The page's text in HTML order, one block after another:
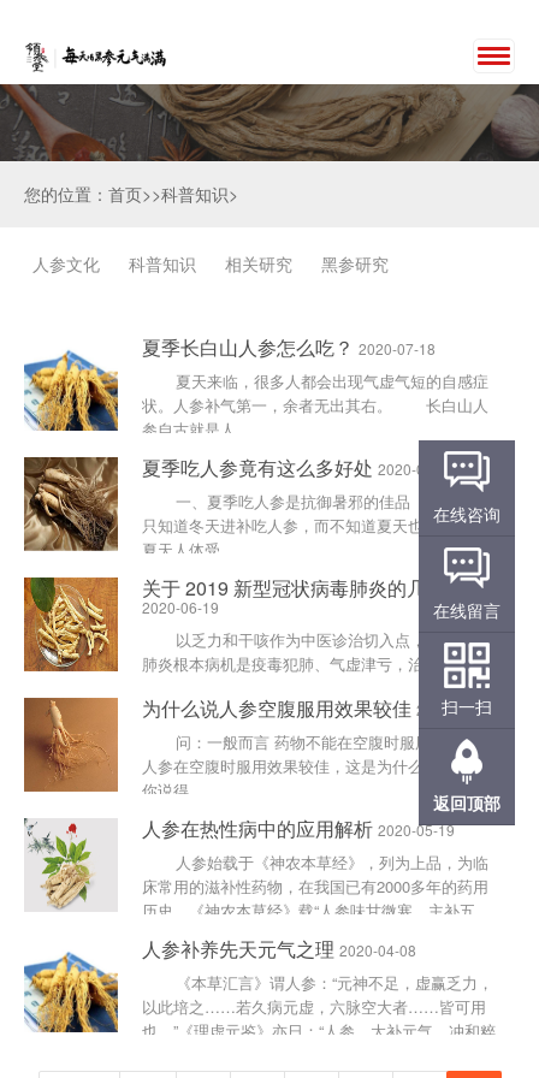
您的位置：首页>>科普知识>
人参文化 科普知识 相关研究 黑参研究
夏季长白山人参怎么吃？ 2020-07-18
夏天来临，很多人都会出现气虚气短的自感症
状。人参补气第一，余者无出其右。 长白山人
参自古就是人......
夏季吃人参竟有这么多好处 2020-07-15
一、夏季吃人参是抗御暑邪的佳品 许多人
只知道冬天进补吃人参，而不知道夏天也可以吃。因
夏天人体受......
关于 2019 新型冠状病毒肺炎的几点思考
2020-06-19
以乏力和干咳作为中医诊治切入点，认为新冠
肺炎根本病机是疫毒犯肺、气虚津亏，治疗原则当
是“扶正祛邪”，“扶正”当重补气阴、并且贯彻始终，
切不可按照普......
为什么说人参空腹服用效果较佳 2020-06-16
问：一般而言 药物不能在空腹时服用 但我听说
人参在空腹时服用效果较佳，这是为什么? 答：
你说得......
人参在热性病中的应用解析 2020-05-19
人参始载于《神农本草经》，列为上品，为临
床常用的滋补性药物，在我国已有2000多年的药用
历史。《神农本草经》载“人参味甘微寒，主补五
人参补养先天元气之理 2020-04-08
《本草汇言》谓人参：“元神不足，虚赢乏力，
以此培之……若久病元虚，六脉空大者……皆可用
也。”《理虚元鉴》亦日：“人参，大补元气，冲和粹
在线咨询
在线留言
扫一扫
返回顶部